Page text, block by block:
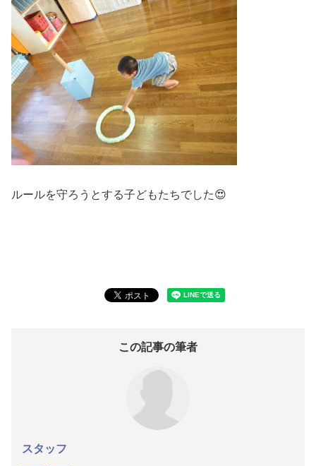
ルールを守ろうとする子どもたちでした😍
この記事の筆者
スタッフ